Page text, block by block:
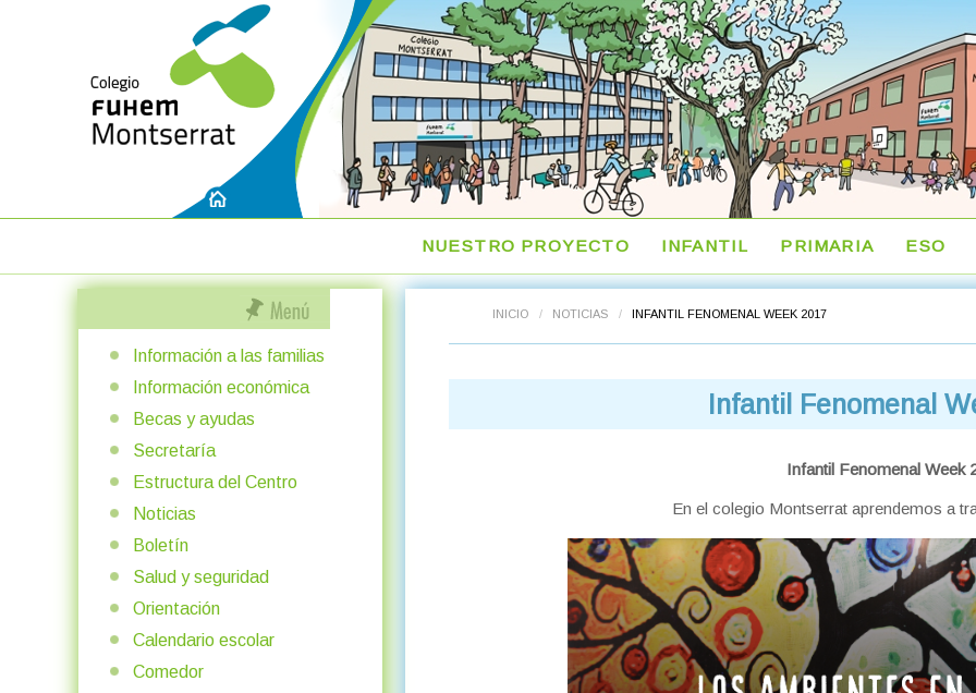
NUESTRO PROYECTO INFANTIL PRIMARIA ESO
INICIO / NOTICIAS / INFANTIL FENOMENAL WEEK 2017
Infantil Fenomenal
Infantil Fenomenal Week
En el colegio Montserrat aprendemos a
Información a las familias
Información económica
Becas y ayudas
Secretaría
Estructura del Centro
Noticias
Boletín
Salud y seguridad
Orientación
Calendario escolar
Comedor